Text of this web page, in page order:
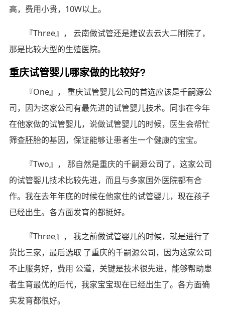
高，费用小贵，10W以上。
『Three』， 云南做试管还是建议去云大二附院了，
那是比较大型的生殖医院。
重庆试管婴儿哪家做的比较好?
『One』， 重庆试管婴儿公司的首选应该是千嗣源公
司，因为这家公司有最先进的试管婴儿技术。同事在今年
在他家做的试管婴儿，说做试管婴儿的时候，医生会帮忙
筛查胚胎的基因，保证能够让患者生一个健康的宝宝。
『Two』， 那自然是重庆的千嗣源公司了，这家公司
的试管婴儿技术比较先进，而且与多家国外医院都有合
作。我在去年年底的时候在他家住的试管婴儿，现在孩子
已经出生。各方面发育的都挺好。
『Three』， 我之前做试管婴儿的时候，就是进行了
货比三家，最后选取 了重庆的千嗣源公司，因为这家公司
不止服务好，费用 公道，关键是技术很先进，能够帮助患
者生育最优的后代，我家宝宝现在已经出生了。各方面确
实发育都很好。